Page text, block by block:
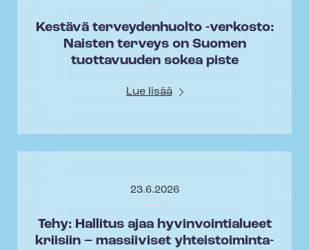
Kestävä terveydenhuolto -verkosto:
Naisten terveys on Suomen
tuottavuuden sokea piste
Lue lisää
23.6.2026
Tehy: Hallitus ajaa hyvinvointialueet
kriisiin – massiiviset yh­teis­toi­min­ta­